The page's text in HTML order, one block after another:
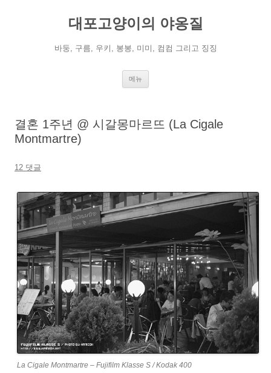
대포고양이의 야옹질
바둥, 구름, 우키, 봉봉, 미미, 컴컴 그리고 징징
메뉴
결혼 1주년 @ 시갈몽마르뜨 (La Cigale
Montmartre)
12 댓글
La Cigale Montmartre – Fujifilm Klasse S / Kodak 400